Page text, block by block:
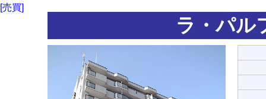
[売買]
ラ・パル